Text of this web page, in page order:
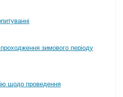
зимового періоду
щодо проведення